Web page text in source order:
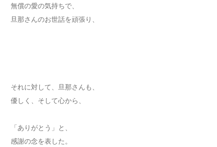
無償の愛の気持ちで、
旦那さんのお世話を頑張り、
それに対して、旦那さんも、
優しく、そして心から、
「ありがとう」と、
感謝の念を表した。